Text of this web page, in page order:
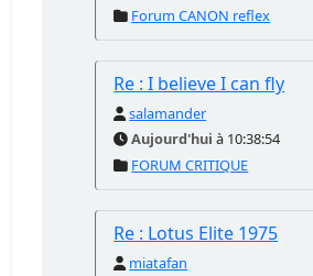
Forum CANON reflex
Re : I believe I can fly
salamander
Aujourd'hui à 10:38:54
FORUM CRITIQUE
Re : Lotus Elite 1975
miatafan